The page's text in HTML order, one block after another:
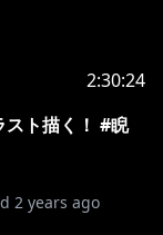
2:30:24
スト描く！ #睨
2 years ago